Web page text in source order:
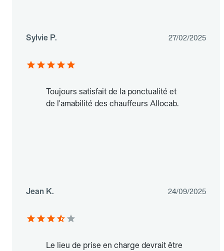
Sylvie P. 27/02/2025
Toujours satisfait de la ponctualité et
de l'amabilité des chauffeurs Allocab.
Jean K. 24/09/2025
Le lieu de prise en charge devrait être